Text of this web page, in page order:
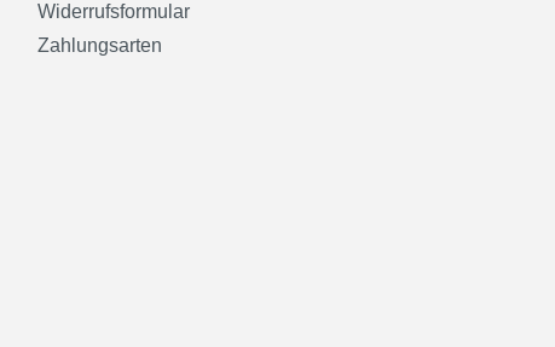
Widerrufsformular
Zahlungsarten